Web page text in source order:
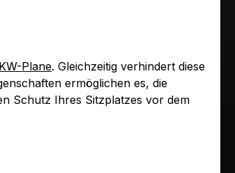
Plane. Gleichzeitig verhindert diese
ermöglichen es, die
Schutz Ihres Sitzplatzes vor dem